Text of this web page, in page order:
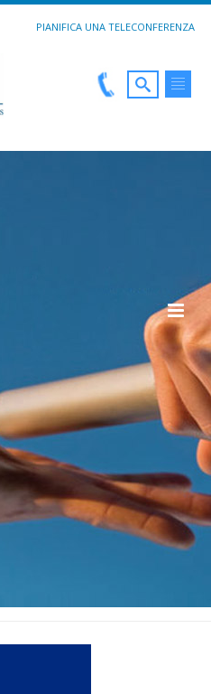
PIANIFICA UNA TELECONFERENZA